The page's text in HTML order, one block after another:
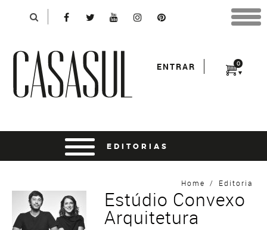
0
ENTRAR
Home / Editoria
Estúdio Convexo
Arquitetura
*Para finalizar sua compra informe seu e-mail:
*Senha:
entrar usando o facebook